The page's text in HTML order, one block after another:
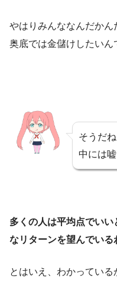
やはりみんななんだか
奥底では金儲けしたいん
そうだね
中には
多くの人は平均点でい
なリターンを望んでいる
とはいえ、わかってい